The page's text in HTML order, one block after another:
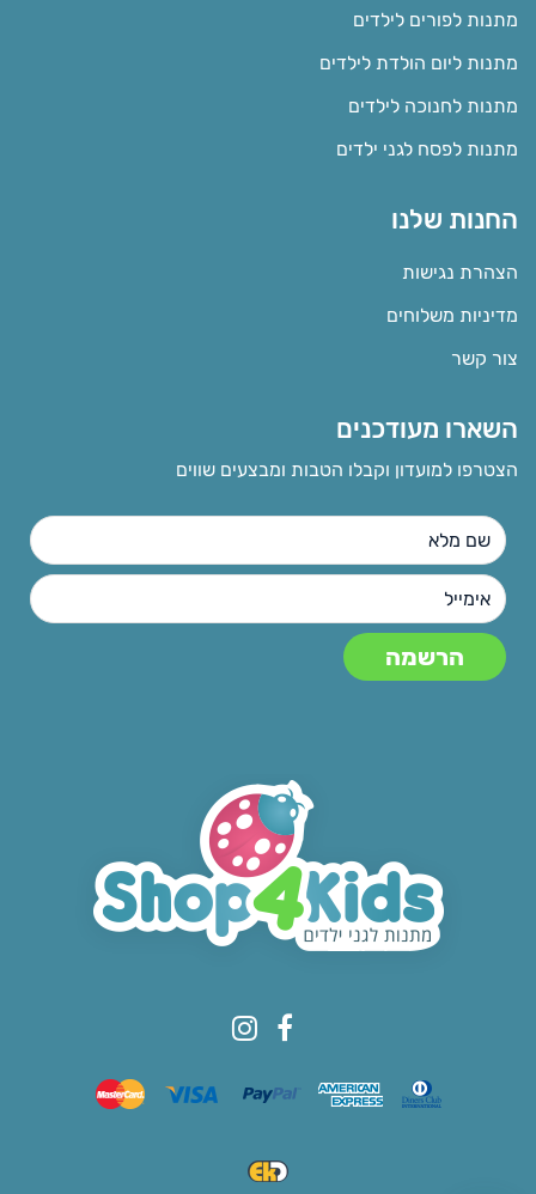
מתנות לפורים לילדים
מתנות ליום הולדת לילדים
מתנות לחנוכה לילדים
מתנות לפסח לגני ילדים
החנות שלנו
הצהרת נגישות
מדיניות משלוחים
צור קשר
השארו מעודכנים
הצטרפו למועדון וקבלו הטבות ומבצעים שווים
© All rights reserved to Shop4kids